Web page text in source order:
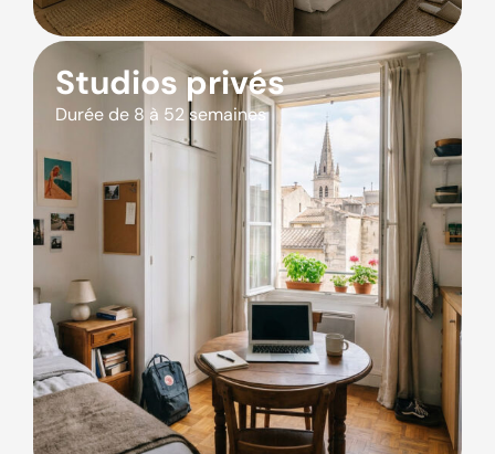
Studios privés
Durée de 8 à 52 semaines